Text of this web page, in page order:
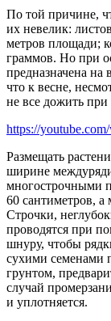
По той причине,
их невелик:
метров площади;
граммов. Но при
предназначена на
что к весне,
не все дожить
https://
Размещать
ширине
многострочными
60 сантиметров,
Строчки,
проводятся при
шнуру, чтобы
сухими семенами
грунтом,
случай
и уплотняется.